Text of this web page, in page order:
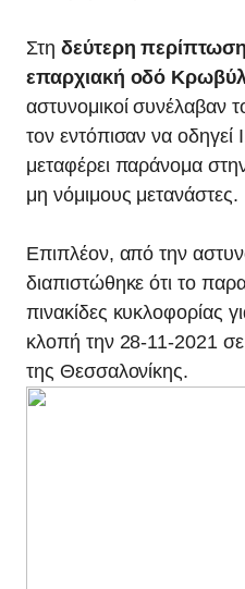
Στη δεύτερη περίπτωση
επαρχιακή οδό
αστυνομικοί συνέλαβαν
τον εντόπισαν να οδηγεί
μεταφέρει παράνομα
μη νόμιμους μετανάστες.
Επιπλέον, από την
διαπιστώθηκε ότι το
πινακίδες κυκλοφορίας
κλοπή την 28-11-2021
της Θεσσαλονίκης.